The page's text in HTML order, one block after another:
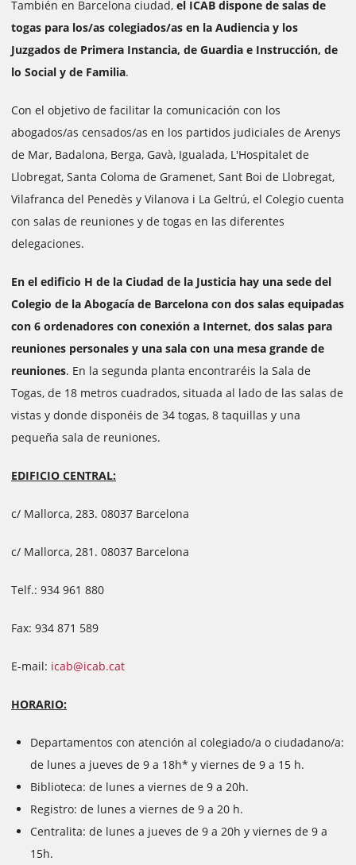
También en Barcelona ciudad, el ICAB dispone de salas de
togas para los/as colegiados/as en la Audiencia y los
Juzgados de Primera Instancia, de Guardia e Instrucción, de
lo Social y de Familia.
Con el objetivo de facilitar la comunicación con los
abogados/as censados/as en los partidos judiciales de Arenys
de Mar, Badalona, Berga, Gavà, Igualada, L'Hospitalet de
Llobregat, Santa Coloma de Gramenet, Sant Boi de Llobregat,
Vilafranca del Penedès y Vilanova i La Geltrú, el Colegio cuenta
con salas de reuniones y de togas en las diferentes
delegaciones.
En el edificio H de la Ciudad de la Justicia hay una sede del
Colegio de la Abogacía de Barcelona con dos salas equipadas
con 6 ordenadores con conexión a Internet, dos salas para
reuniones personales y una sala con una mesa grande de
reuniones. En la segunda planta encontraréis la Sala de
Togas, de 18 metros cuadrados, situada al lado de las salas de
vistas y donde disponéis de 34 togas, 8 taquillas y una
pequeña sala de reuniones.
EDIFICIO CENTRAL:
c/ Mallorca, 283. 08037 Barcelona
c/ Mallorca, 281. 08037 Barcelona
Telf.: 934 961 880
Fax: 934 871 589
E-mail: icab@icab.cat
HORARIO:
Departamentos con atención al colegiado/a o ciudadano/a:
de lunes a jueves de 9 a 18h* y viernes de 9 a 15 h.
Biblioteca: de lunes a viernes de 9 a 20h.
Registro: de lunes a viernes de 9 a 20 h.
Centralita: de lunes a jueves de 9 a 20h y viernes de 9 a
15h.